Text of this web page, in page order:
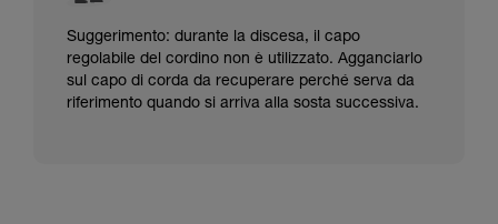
Suggerimento: durante la discesa, il capo
regolabile del cordino non è utilizzato. Agganciarlo
sul capo di corda da recuperare perché serva da
riferimento quando si arriva alla sosta successiva.